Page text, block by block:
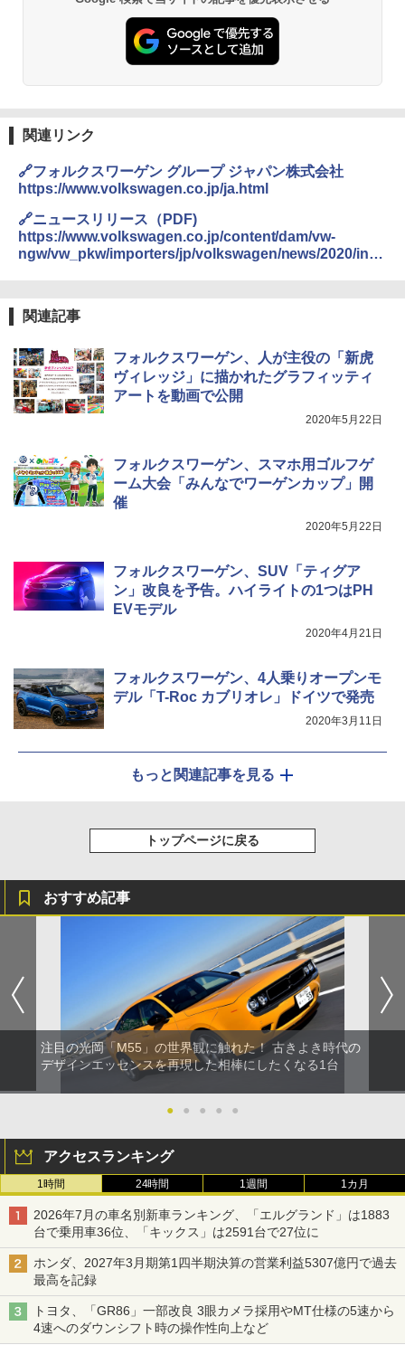
関連リンク
🔗フォルクスワーゲン グループ ジャパン株式会社
https://www.volkswagen.co.jp/ja.html
🔗ニュースリリース（PDF)
https://www.volkswagen.co.jp/content/dam/vw-
ngw/vw_pkw/importers/jp/volkswagen/news/2020/info
関連記事
フォルクスワーゲン、人が主役の「新虎
ヴィレッジ」に描かれたグラフィッティ
アートを動画で公開
2020年5月22日
フォルクスワーゲン、スマホ用ゴルフゲ
ーム大会「みんなでワーゲンカップ」開
催
2020年5月22日
フォルクスワーゲン、SUV「ティグア
ン」改良を予告。ハイライトの1つはPH
EVモデル
2020年4月21日
フォルクスワーゲン、4人乗りオープンモ
デル「T-Roc カブリオレ」ドイツで発売
2020年3月11日
もっと関連記事を見る
トップページに戻る
おすすめ記事
注目の光岡「M55」の世界観に触れた！ 古きよき時代の
デザインエッセンスを再現した相棒にしたくなる1台
● ● ● ● ●
アクセスランキング
1時間 24時間 1週間 1カ月
2026年7月の車名別新車ランキング、「エルグランド」は1883
台で乗用車36位、「キックス」は2591台で27位に
ホンダ、2027年3月期第1四半期決算の営業利益5307億円で過去
最高を記録
トヨタ、「GR86」一部改良 3眼カメラ採用やMT仕様の5速から
4速へのダウンシフト時の操作性向上など